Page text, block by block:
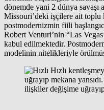
dönemde yani 2 dünya savaşı
Missouri’deki işçilere ait toplu
postmodernizmin fiili
Robert Venturi’nin “Las
kabul edilmektedir.
modelinin nitelikleriyle